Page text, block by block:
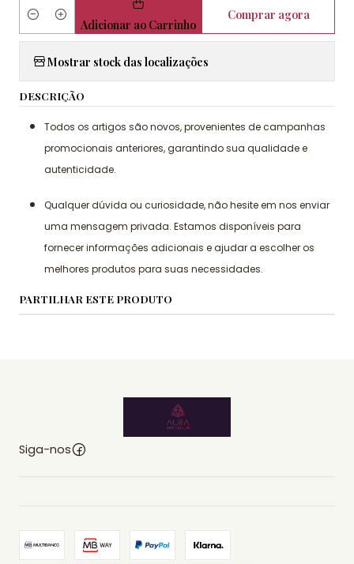
QuantidadeAdicionar ao Carrinho
Comprar agora
Mostrar stock das localizações
DESCRIÇÃO
Todos os artigos são novos, provenientes de campanhas
promocionais anteriores, garantindo sua qualidade e
autenticidade.
Qualquer dúvida ou curiosidade, não hesite em nos enviar
uma mensagem privada. Estamos disponíveis para
fornecer informações adicionais e ajudar a escolher os
melhores produtos para suas necessidades.
PARTILHAR ESTE PRODUTO
Siga-nos